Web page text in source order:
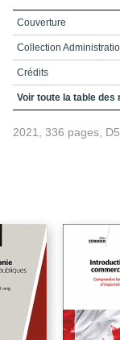
Couverture
Collection
Crédits
Préface
Liste des sigles
Introduction
Bibliographie
PARTIE I / Les
CHAPITRE 1 / Les
cas de l’Unité
Voir toute la table des
2021, 336 pages,